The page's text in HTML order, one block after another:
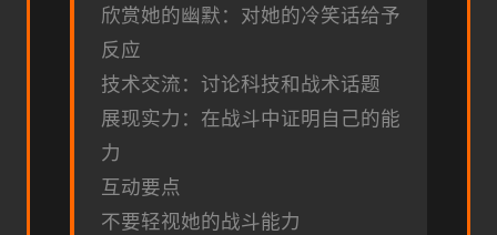
欣赏她的幽默：对她的冷笑话给予
反应
技术交流：讨论科技和战术话题
展现实力：在战斗中证明自己的能
力
互动要点
不要轻视她的战斗能力